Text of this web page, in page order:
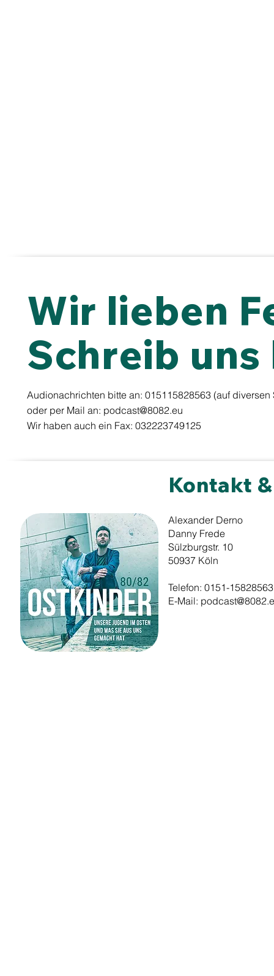
Wir lieben
Schreib uns
Kontakt
Audionachrichten bitte an: 015115828563 (auf
oder per Mail an: podcast@8082.eu
Wir haben auch ein Fax: 032223749125
Alexander Derno
Danny Frede
Sülzburgstr. 10
50937 Köln
Telefon: 0151-15828563
E-Mail: